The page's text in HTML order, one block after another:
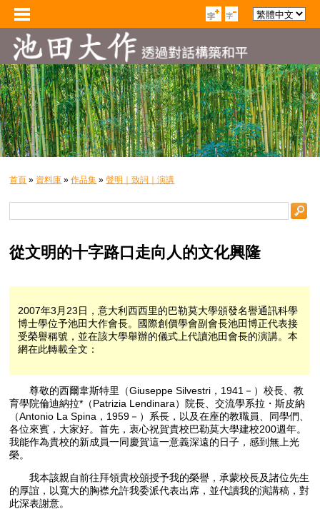
首頁 » 資料庫 »作品集 »聲明｜致詞｜演講
從文明的十字路口走向人的文化興隆
2007年3月23日，意大利西西里的巴勒莫大學頒發名譽通訊科學
博士學位予池田大作會長。國際創價學會副會長池田博正代表接
受榮譽稱號，並在該大學舉辦的儀式上代讀池田會長的演講。本
網在此轉載全文：
尊敬的西爾韋斯特里（Giuseppe Silvestri，1941－）校長、教
育學院倫迪納拉*（Patrizia Lendinara）院長、交流學系拉・斯皮納
（Antonio La Spina，1959－）系長，以及在座的教職員、同學們、
各位來賓，大家好。首先，衷心祝賀貴校巴勒莫大學建校200週年。
我能作為貴校的新成員一同慶賀這一意義深遠的日子，感到無上光
榮。
我本該親自前往拜領貴校頒授予我的榮譽，承蒙校長及諸位先生
的厚誼，以寬大的胸襟允許我委派代表出席，並代讀我的演講稿，對
此深表謝意。